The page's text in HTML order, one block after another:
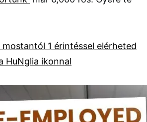
1 érintéssel elérheted
HuNglia ikonnal